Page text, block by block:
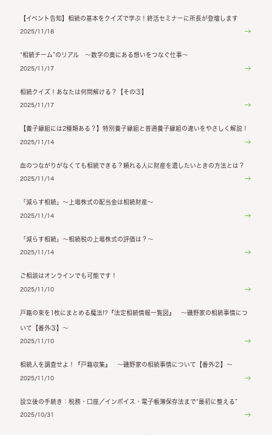
【イベント告知】相続の基本をクイズで学ぶ！終活セミナーに所長が登壇します
2025/11/18
“相続チーム”のリアル ～数字の奥にある想いをつなぐ仕事～
2025/11/17
相続クイズ！あなたは何問解ける？【その③】
2025/11/17
【養子縁組には2種類ある？】特別養子縁組と普通養子縁組の違いをやさしく解説！
2025/11/14
血のつながりがなくても相続できる？頼れる人に財産を遺したいときの方法とは？
2025/11/14
「減らす相続」～上場株式の配当金は相続財産～
2025/11/14
「減らす相続」～相続税の上場株式の評価は？～
2025/11/14
ご相談はオンラインでも可能です！
2025/11/10
戸籍の束を1枚にまとめる魔法!?『法定相続情報一覧図』 ～磯野家の相続事情につ
いて【番外③】～
2025/11/10
相続人を調査せよ！『戸籍収集』 ～磯野家の相続事情について【番外②】～
2025/11/10
設立後の手続き：税務・口座／インボイス・電子帳簿保存法まで“最初に整える”
2025/10/31